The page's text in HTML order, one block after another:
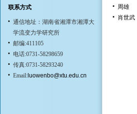
联系方式
通信地址：湖南省湘潭市湘潭大
学流变力学研究所
邮编:411105
电话:0731-58298659
传真:0731-58293240
Email:luowenbo@xtu.edu.cn
周雄
肖世武